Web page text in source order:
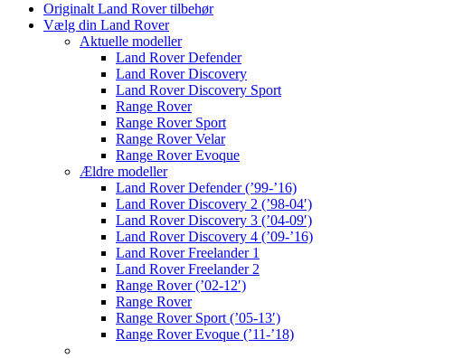
Originalt Land Rover tilbehør
Vælg din Land Rover
Aktuelle modeller
Land Rover Defender
Land Rover Discovery
Land Rover Discovery Sport
Range Rover
Range Rover Sport
Range Rover Velar
Range Rover Evoque
Ældre modeller
Land Rover Defender (’99-’16)
Land Rover Discovery 2 (’98-04′)
Land Rover Discovery 3 (’04-09′)
Land Rover Discovery 4 (’09-’16)
Land Rover Freelander 1
Land Rover Freelander 2
Range Rover (’02-12′)
Range Rover
Range Rover Sport (’05-13′)
Range Rover Evoque (’11-’18)